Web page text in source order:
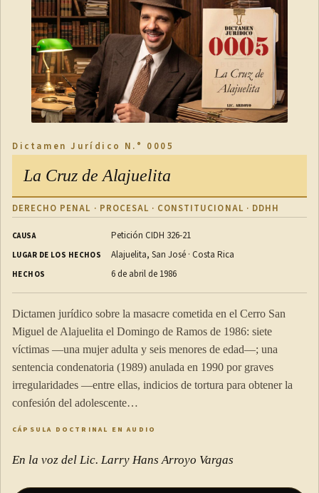
Dictamen Jurídico N.° 0005
La Cruz de Alajuelita
DERECHO PENAL · PROCESAL · CONSTITUCIONAL · DDHH
CAUSA Petición CIDH 326-21
LUGAR DE LOS HECHOS Alajuelita, San José · Costa Rica
HECHOS 6 de abril de 1986
Dictamen jurídico sobre la masacre cometida en el Cerro San
Miguel de Alajuelita el Domingo de Ramos de 1986: siete
víctimas —una mujer adulta y seis menores de edad—; una
sentencia condenatoria (1989) anulada en 1990 por graves
irregularidades —entre ellas, indicios de tortura para obtener la
confesión del adolescente…
CÁPSULA DOCTRINAL EN AUDIO
En la voz del Lic. Larry Hans Arroyo Vargas